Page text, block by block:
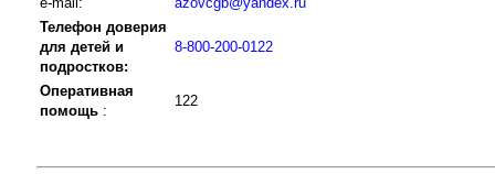
Телефон доверия
для детей и
подростков:
8-800-200-0122
Оперативная
помощь :
122